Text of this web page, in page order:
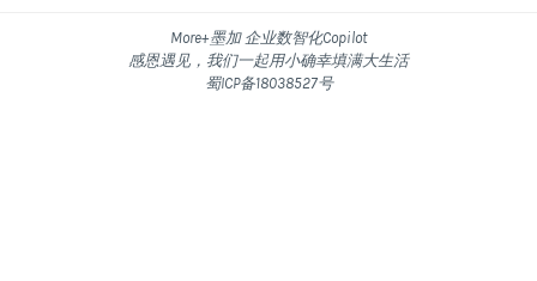
More+墨加 企业数智化Copilot
感恩遇见，我们一起用小确幸填满大生活
蜀ICP备18038527号